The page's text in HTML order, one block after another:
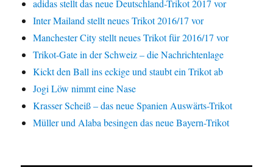
adidas stellt das neue Deutschland-Trikot 2017 vor
Inter Mailand stellt neues Trikot 2016/17 vor
Manchester City stellt neues Trikot für 2016/17 vor
Trikot-Gate in der Schweiz – die Nachrichtenlage
Kickt den Ball ins eckige und staubt ein Trikot ab
Jogi Löw nimmt eine Nase
Krasser Scheiß – das neue Spanien Auswärts-Trikot
Müller und Alaba besingen das neue Bayern-Trikot